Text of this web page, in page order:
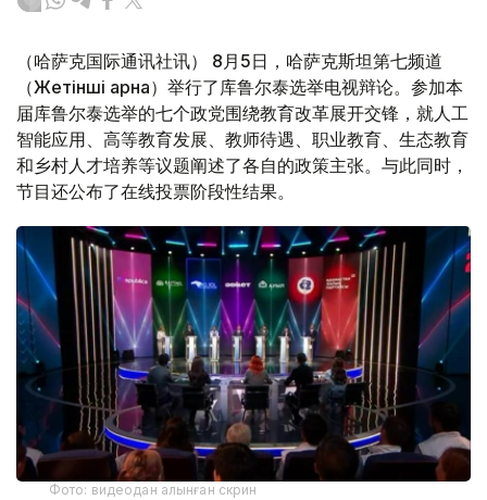
（哈萨克国际通讯社讯） 8月5日，哈萨克斯坦第七频道
（Жетінші арна）举行了库鲁尔泰选举电视辩论。参加本
届库鲁尔泰选举的七个政党围绕教育改革展开交锋，就人工
智能应用、高等教育发展、教师待遇、职业教育、生态教育
和乡村人才培养等议题阐述了各自的政策主张。与此同时，
节目还公布了在线投票阶段性结果。
Фото: видеодан алынған скрин